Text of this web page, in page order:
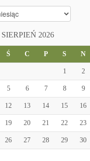
SIERPIEŃ 2026
Ś C P S N
1 2
5 6 7 8 9
12 13 14 15 16
19 20 21 22 23
26 27 28 29 30